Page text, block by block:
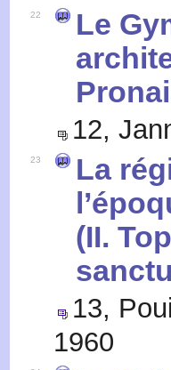
22
Le
12,
23
La
(II.
13,
1960